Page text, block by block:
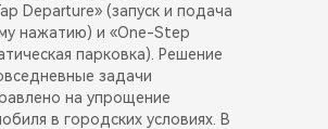
Departure» (запуск и подача
нажатию) и «One-Step
парковка). Решение
задачи
на упрощение
в городских условиях. В